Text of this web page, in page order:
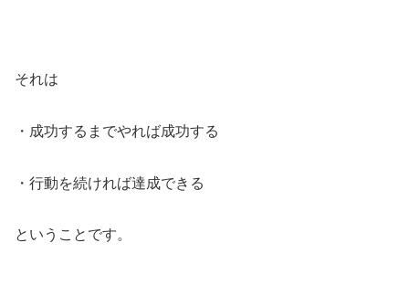
それは
・成功するまでやれば成功する
・行動を続ければ達成できる
ということです。